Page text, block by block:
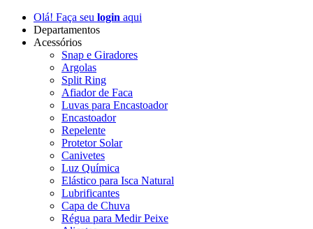
Olá! Faça seu login aqui
Departamentos
Acessórios
Snap e Giradores
Argolas
Split Ring
Afiador de Faca
Luvas para Encastoador
Encastoador
Repelente
Protetor Solar
Canivetes
Luz Química
Elástico para Isca Natural
Lubrificantes
Capa de Chuva
Régua para Medir Peixe